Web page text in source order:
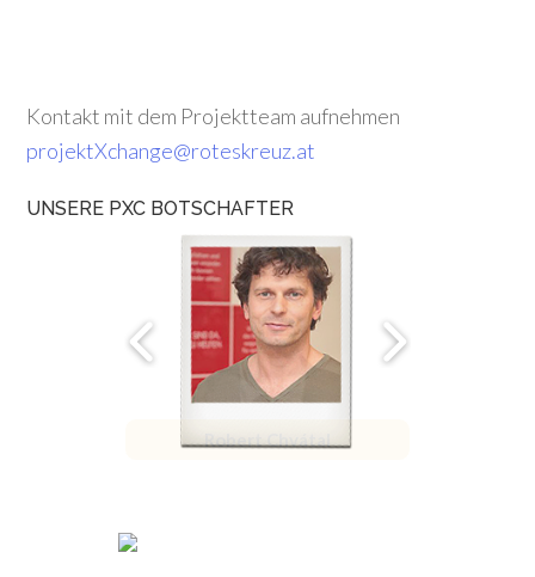
Kontakt mit dem Projektteam aufnehmen
projektXchange@roteskreuz.at
UNSERE PXC BOTSCHAFTER
Robert Chvátal